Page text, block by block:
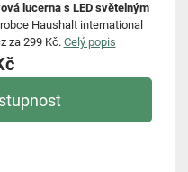
lucerna s LED světelným
Haushalt international
za 299 Kč. Celý popis